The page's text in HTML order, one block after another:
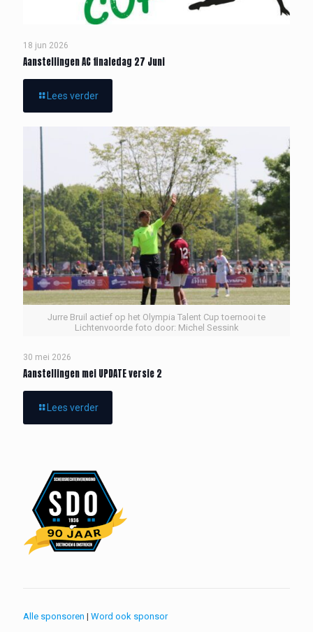
18 jun 2026
Aanstellingen AC finaledag 27 Juni
Lees verder
Jurre Bruil actief op het Olympia Talent Cup toernooi te
Lichtenvoorde foto door: Michel Sessink
30 mei 2026
Aanstellingen mei UPDATE versie 2
Lees verder
Alle sponsoren | Word ook sponsor